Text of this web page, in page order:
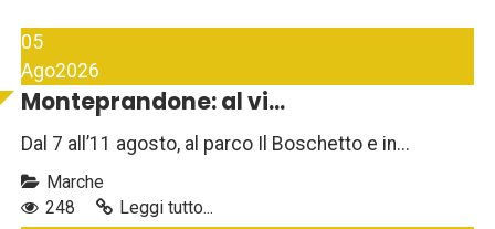
05
Ago2026
Monteprandone: al vi...
Dal 7 all’11 agosto, al parco Il Boschetto e in...
Marche
248
Leggi tutto...